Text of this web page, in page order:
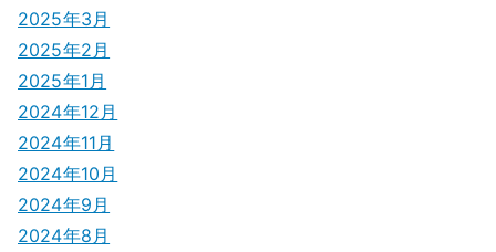
2025年3月
2025年2月
2025年1月
2024年12月
2024年11月
2024年10月
2024年9月
2024年8月